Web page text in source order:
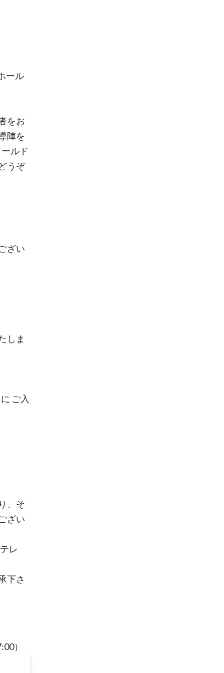
ール
をお
陣を
ルド
うぞ
ざい
しま
ご入
、そ
ざい
レ
下さ
）